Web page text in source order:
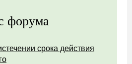
форума
срока действия